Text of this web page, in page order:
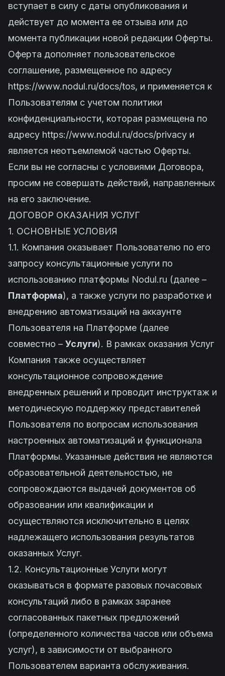
вступает в силу с даты опубликования и
действует до момента ее отзыва или до
момента публикации новой редакции Оферты.
Оферта дополняет пользовательское
соглашение, размещенное по адресу
https://www.nodul.ru/docs/tos, и применяется к
Пользователям с учетом политики
конфиденциальности, которая размещена по
адресу https://www.nodul.ru/docs/privacy и
является неотъемлемой частью Оферты.
Если вы не согласны с условиями Договора,
просим не совершать действий, направленных
на его заключение.
ДОГОВОР ОКАЗАНИЯ УСЛУГ
1. ОСНОВНЫЕ УСЛОВИЯ
1.1. Компания оказывает Пользователю по его
запросу консультационные услуги по
использованию платформы Nodul.ru (далее –
Платформа), а также услуги по разработке и
внедрению автоматизаций на аккаунте
Пользователя на Платформе (далее
совместно – Услуги). В рамках оказания Услуг
Компания также осуществляет
консультационное сопровождение
внедренных решений и проводит инструктаж и
методическую поддержку представителей
Пользователя по вопросам использования
настроенных автоматизаций и функционала
Платформы. Указанные действия не являются
образовательной деятельностью, не
сопровождаются выдачей документов об
образовании или квалификации и
осуществляются исключительно в целях
надлежащего использования результатов
оказанных Услуг.
1.2. Консультационные Услуги могут
оказываться в формате разовых почасовых
консультаций либо в рамках заранее
согласованных пакетных предложений
(определенного количества часов или объема
услуг), в зависимости от выбранного
Пользователем варианта обслуживания.